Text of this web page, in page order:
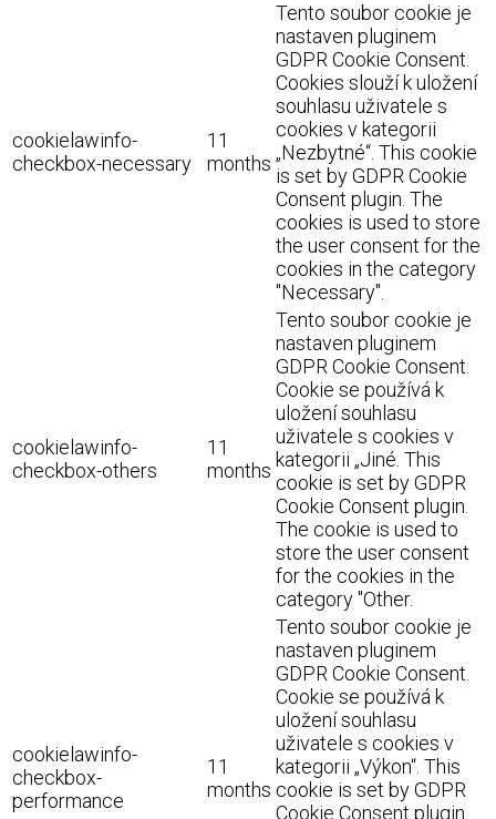
cookielawinfo-
checkbox-necessary
11
months
Tento soubor cookie je
nastaven pluginem
GDPR Cookie Consent.
Cookies slouží k uložení
souhlasu uživatele s
cookies v kategorii
„Nezbytné“. This cookie
is set by GDPR Cookie
Consent plugin. The
cookies is used to store
the user consent for the
cookies in the category
"Necessary".
cookielawinfo-
checkbox-others
11
months
Tento soubor cookie je
nastaven pluginem
GDPR Cookie Consent.
Cookie se používá k
uložení souhlasu
uživatele s cookies v
kategorii „Jiné. This
cookie is set by GDPR
Cookie Consent plugin.
The cookie is used to
store the user consent
for the cookies in the
category "Other.
cookielawinfo-
checkbox-
performance
11
months
Tento soubor cookie je
nastaven pluginem
GDPR Cookie Consent.
Cookie se používá k
uložení souhlasu
uživatele s cookies v
kategorii „Výkon“. This
cookie is set by GDPR
Cookie Consent plugin.